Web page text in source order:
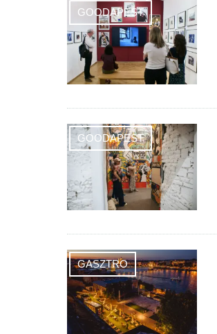
GOODAPEST
GOODAPEST
GASZTRO